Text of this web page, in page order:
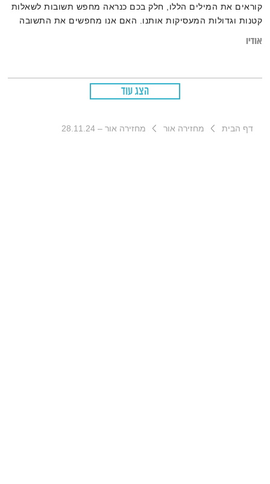
קוראים את המילים הללו, חלק בכם כנראה מחפש תשובות לשאלות
קטנות וגדולות המעסיקות אותנו. האם אנו מחפשים את התשובה
אודיו
הצג עוד
דף הבית מחזירה אור מחזירה אור – 28.11.24